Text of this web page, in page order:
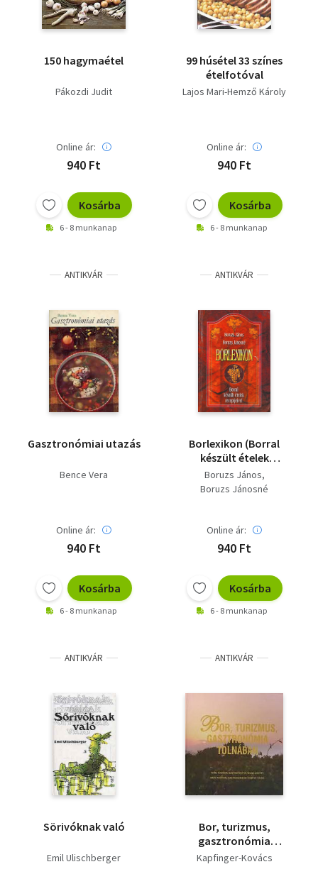
150 hagymaétel
Pákozdi Judit
Online ár:
940 Ft
Kosárba
6 - 8 munkanap
99 húsétel 33 színes
ételfotóval
Lajos Mari-Hemző Károly
Online ár:
940 Ft
Kosárba
6 - 8 munkanap
ANTIKVÁR
Gasztronómiai utazás
Bence Vera
Online ár:
940 Ft
Kosárba
6 - 8 munkanap
ANTIKVÁR
Borlexikon (Borral
készült ételek
receptjeivel)
Boruzs János
Boruzs Jánosné
Online ár:
940 Ft
Kosárba
6 - 8 munkanap
ANTIKVÁR
Sörivóknak való
Emil Ulischberger
ANTIKVÁR
Bor, turizmus,
gasztronómia
Tolnában
Kapfinger-Kovács